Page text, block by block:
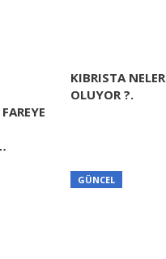
KIBRISTA NELER
OLUYOR ?.
GÜNCEL